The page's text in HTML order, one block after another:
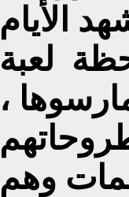
الأيام
لعبة
،
وهم